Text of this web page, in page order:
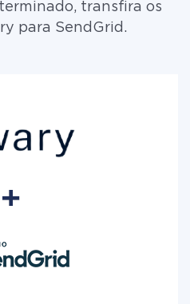
transfira os
para SendGrid.